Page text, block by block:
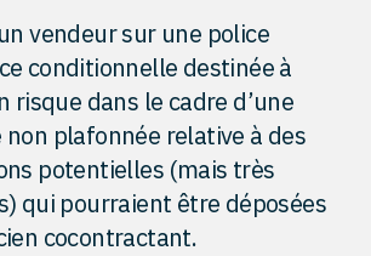
vendeur sur une police
conditionnelle destinée à
risque dans le cadre d’une
plafonnée relative à des
potentielles (mais très
qui pourraient être déposées
cocontractant.